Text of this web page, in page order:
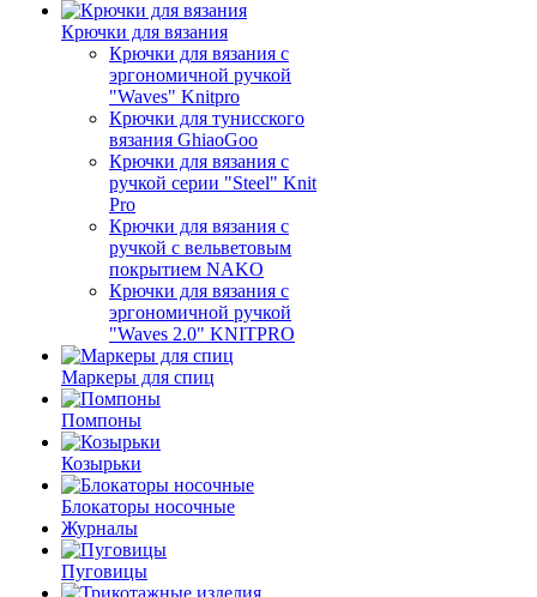
Крючки для вязания
Крючки для вязания с
эргономичной ручкой
"Waves" Knitpro
Крючки для тунисского
вязания GhiaoGoo
Крючки для вязания с
ручкой серии "Steel" Knit
Pro
Крючки для вязания с
ручкой с вельветовым
покрытием NAKO
Крючки для вязания с
эргономичной ручкой
"Waves 2.0" KNITPRO
Маркеры для спиц
Помпоны
Козырьки
Блокаторы носочные
Журналы
Пуговицы